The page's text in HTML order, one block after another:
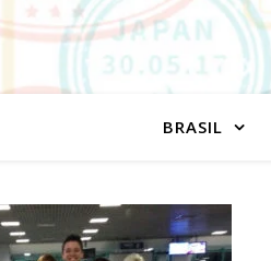
BRASIL